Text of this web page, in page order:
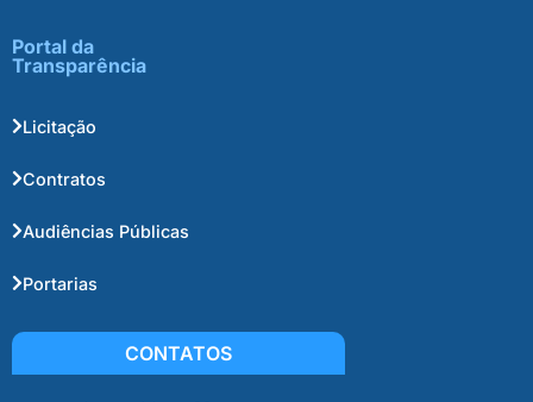
Portal da
Transparência
Licitação
Contratos
Audiências Públicas
Portarias
CONTATOS